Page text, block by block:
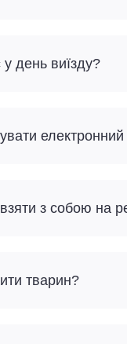
у день виїзду?
електронний
з собою на
тварин?